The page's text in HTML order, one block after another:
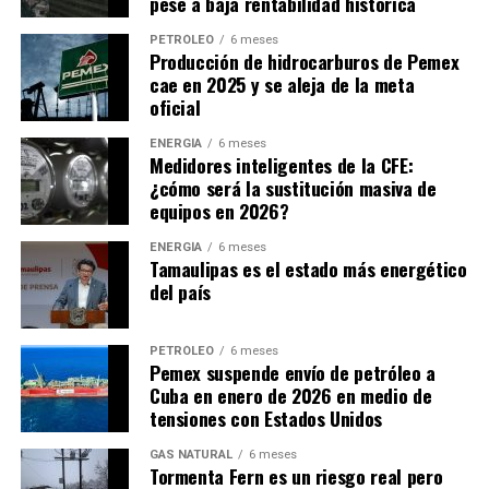
un pilar de esta nueva fase: comercial, energética y
diplomática.
Con información de Revista Guinda:
administración para el aprovechamiento sustentable del
litio en territorio nacional; mediante la elaboración de
los programas y estrategias de mediano y largo plazo,
promoviendo el aprovechamiento sustentable, así como
generando la investigación y desarrollo en materias
como la exploración, extracción, producción,
transformación y distribución del litio en el país.
Dentro del rubro denominado ‘entidades apoyadas en
materia energética’, también se encuentra el Instituto
Nacional de Electricidad y Energías Limpias y el
Instituto Nacional de Investigaciones Nucleares,
quienes recibirán 32 y 63 veces más recursos que
LitioMx, respectivamente.
Apenas el 10 de marzo de 2023, LitioMx presentó un
estatuto orgánico de la empresa, que tiene por objeto
establecer las bases conforme a las cuales se regirá la
organización, jerarquía, funcionamiento y atribuciones
PETRÓLEO 6 meses
Producción de hidrocarburos de Pemex
cae en 2025 y se aleja de la meta
oficial
ENERGÍA 6 meses
Medidores inteligentes de la CFE:
¿cómo será la sustitución masiva de
equipos en 2026?
ENERGÍA 6 meses
Tamaulipas es el estado más energético
del país
PETRÓLEO 6 meses
Pemex suspende envío de petróleo a
Cuba en enero de 2026 en medio de
tensiones con Estados Unidos
GAS NATURAL 6 meses
Tormenta Fern es un riesgo real pero